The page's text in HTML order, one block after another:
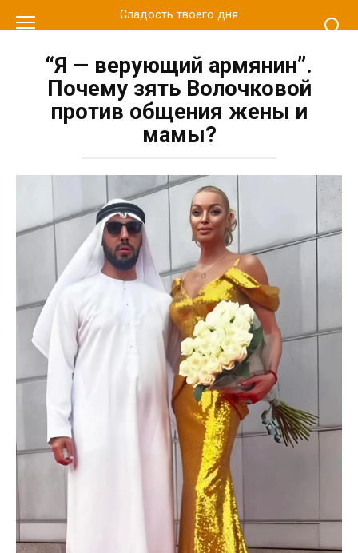
к
Сладость твоего дня
“Я — верующий армянин”.
Почему зять Волочковой
против общения жены и
мамы?